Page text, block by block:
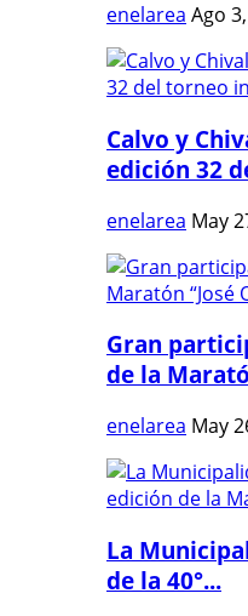
enelarea Ago
Calvo y
edición 32
enelarea May
Gran
de la
enelarea May
La
de la 40°...